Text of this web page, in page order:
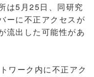
は5月25日、同研究
ーに不正アクセスが
流出した可能性があ
ワーク内に不正アク